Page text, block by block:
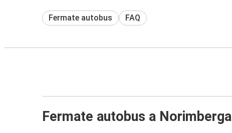
Fermate autobus FAQ
Fermate autobus a Norimberga